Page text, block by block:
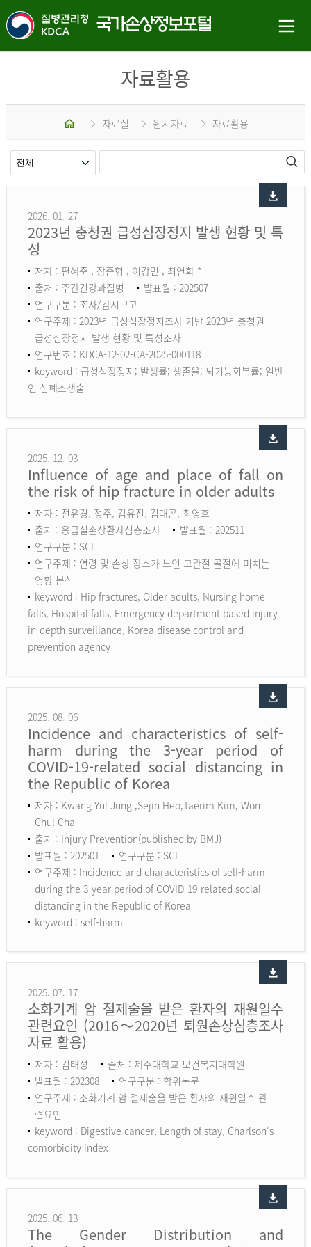
자료활용
홈 자료실 원시자료 자료활용
2026. 01. 27
2023년 충청권 급성심장정지 발생 현황 및 특
성
저자 : 편혜준 , 장준형 , 이강민 , 최연화 *
출처 : 주간건강과질병
발표월 : 202507
연구구분 : 조사/감시보고
연구주제 : 2023년 급성심장정지조사 기반 2023년 충청권
급성심장정지 발생 현황 및 특성조사
연구번호 : KDCA-12-02-CA-2025-000118
keyword : 급성심장정지; 발생률; 생존율; 뇌기능회복률; 일반
인 심폐소생술
2025. 12. 03
Influence of age and place of fall on
the risk of hip fracture in older adults
저자 : 전유경, 정주, 김유진, 김대곤, 최영호
출처 : 응급실손상환자심층조사
발표월 : 202511
연구구분 : SCI
연구주제 : 연령 및 손상 장소가 노인 고관절 골절에 미치는
영향 분석
keyword : Hip fractures, Older adults, Nursing home
falls, Hospital falls, Emergency department based injury
in-depth surveillance, Korea disease control and
prevention agency
2025. 08. 06
Incidence and characteristics of self-
harm during the 3-year period of
COVID-19-related social distancing in
the Republic of Korea
저자 : Kwang Yul Jung ,Sejin Heo,Taerim Kim, Won
Chul Cha
출처 : Injury Prevention(published by BMJ)
발표월 : 202501
연구구분 : SCI
연구주제 : Incidence and characteristics of self-harm
during the 3-year period of COVID-19-related social
distancing in the Republic of Korea
keyword : self-harm
2025. 07. 17
소화기계 암 절제술을 받은 환자의 재원일수
관련요인 (2016～2020년 퇴원손상심층조사
자료 활용)
저자 : 김태성
출처 : 제주대학교 보건복지대학원
발표월 : 202308
연구구분 : 학위논문
연구주제 : 소화기계 암 절제술을 받은 환자의 재원일수 관
련요인
keyword : Digestive cancer, Length of stay, Charlson’s
comorbidity index
2025. 06. 13
The Gender Distribution and